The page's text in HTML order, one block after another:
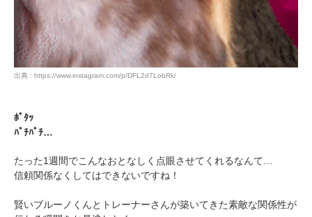
出典 : https://www.instagram.com/p/DFL2d7LobRk/
ﾎﾟﾀｯ
ﾊﾟﾁﾊﾟﾁ…
たった1週間でこんなおとなしく点眼させてくれるなんて…
信頼関係なくしてはできないですね！
賢いブルーノくんとトレーナーさんが築いてきた素敵な関係性が
pecodogs
いぬ部をフォロー
pecocats
ねこ部をフォロー